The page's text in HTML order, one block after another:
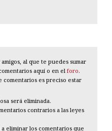
al que te puedes sumar
aquí o en el foro.
comentarios es preciso estar
será eliminada.
contrarios a las leyes
eliminar los comentarios que